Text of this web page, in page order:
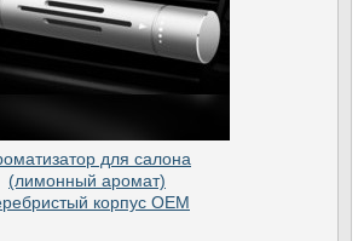
для салона
(лимонный аромат)
корпус OEM